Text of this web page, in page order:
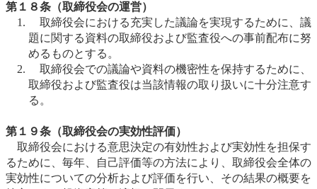
第１８条（取締役会の運営）
取締役会における充実した議論を実現するために、議
題に関する資料の取締役および監査役への事前配布に努
めるものとする。
取締役会での議論や資料の機密性を保持するために、
取締役および監査役は当該情報の取り扱いに十分注意す
る。
第１９条（取締役会の実効性評価）
取締役会における意思決定の有効性および実効性を担保す
るために、毎年、自己評価等の方法により、取締役会全体の
実効性についての分析および評価を行い、その結果の概要を